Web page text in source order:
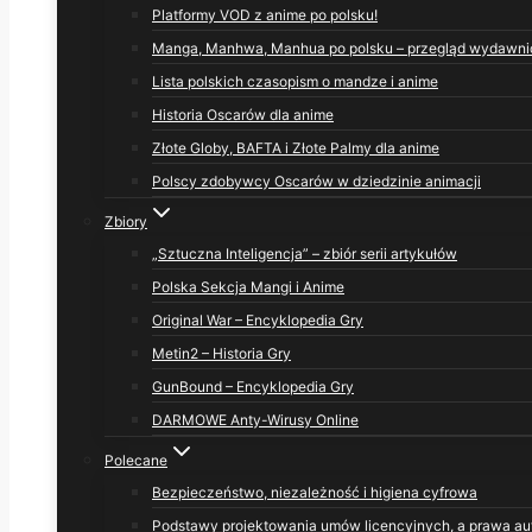
Platformy VOD z anime po polsku!
Manga, Manhwa, Manhua po polsku – przegląd
Lista polskich czasopism o mandze i anime
Historia Oscarów dla anime
Złote Globy, BAFTA i Złote Palmy dla anime
Polscy zdobywcy Oscarów w dziedzinie animacji
Zbiory
„Sztuczna Inteligencja” – zbiór serii artykułów
Polska Sekcja Mangi i Anime
Original War – Encyklopedia Gry
Metin2 – Historia Gry
GunBound – Encyklopedia Gry
DARMOWE Anty-Wirusy Online
Polecane
Bezpieczeństwo, niezależność i higiena cyfrowa
Podstawy projektowania umów licencyjnych, a prawa